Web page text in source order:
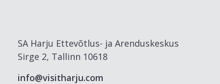
SA Harju Ettevõtlus- ja Arenduskeskus
Sirge 2, Tallinn 10618
info@visitharju.com